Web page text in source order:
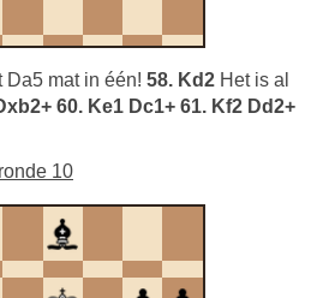
Da5 mat in één! 58. Kd2 Het is al
60. Ke1 Dc1+ 61. Kf2 Dd2+
10